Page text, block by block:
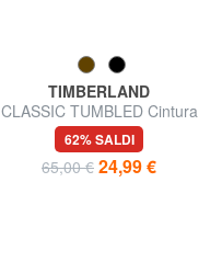
TIMBERLAND
CLASSIC TUMBLED Cintura
in pelle accorciabile
62% SALDI
65,00 € 24,99 €